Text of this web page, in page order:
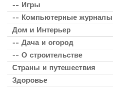
-- Игры
-- Компьютерные журналы
Дом и Интерьер
-- Дача и огород
-- О строительстве
Страны и путешествия
Здоровье